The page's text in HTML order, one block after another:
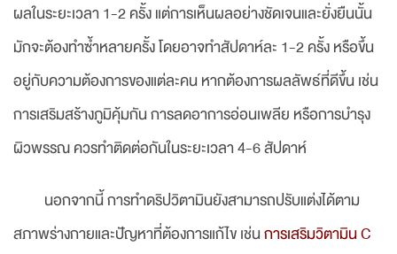
ผลในระยะเวลา 1-2 ครั้ง แต่การเห็นผลอย่างชัดเจนและยั่งยืนนั้น
มักจะต้องทำซ้ำหลายครั้ง โดยอาจทำสัปดาห์ละ 1-2 ครั้ง หรือขึ้น
อยู่กับความต้องการของแต่ละคน หากต้องการผลลัพธ์ที่ดีขึ้น เช่น
การเสริมสร้างภูมิคุ้มกัน การลดอาการอ่อนเพลีย หรือการบำรุง
ผิวพรรณ ควรทำติดต่อกันในระยะเวลา 4-6 สัปดาห์
นอกจากนี้ การทำดริปวิตามินยังสามารถปรับแต่งได้ตาม
สภาพร่างกายและปัญหาที่ต้องการแก้ไข เช่นการเสริมวิตามิน C